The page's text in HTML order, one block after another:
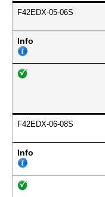
F42EDX-05-06S
Info
F42EDX-06-08S
Info